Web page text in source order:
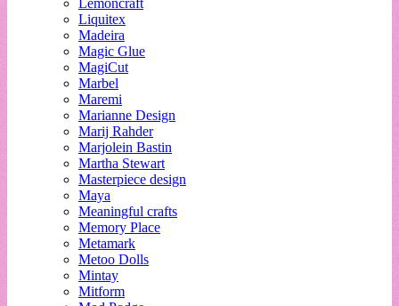
Liquitex
Madeira
Magic Glue
MagiCut
Marbel
Maremi
Marianne Design
Marij Rahder
Marjolein Bastin
Martha Stewart
Masterpiece design
Maya
Meaningful crafts
Memory Place
Metamark
Metoo Dolls
Mintay
Mitform